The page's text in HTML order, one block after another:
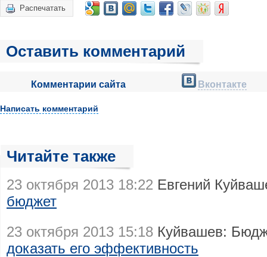
Распечатать
Оставить комментарий
Комментарии сайта Вконтакте
Написать комментарий
Читайте также
23 октября 2013 18:22 Евгений
бюджет
23 октября 2013 15:18 Куйвашев:
доказать его эффективность